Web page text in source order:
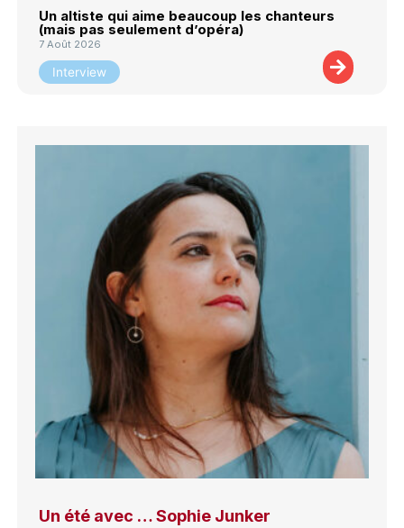
Un altiste qui aime beaucoup les chanteurs
(mais pas seulement d’opéra)
7 Août 2026
Interview
Un été avec … Sophie Junker